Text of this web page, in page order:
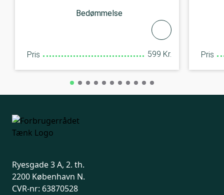
Bedømmelse
Pris 599 Kr. Pris
Ryesgade 3 A, 2. th.
2200 København N.
CVR-nr: 63870528